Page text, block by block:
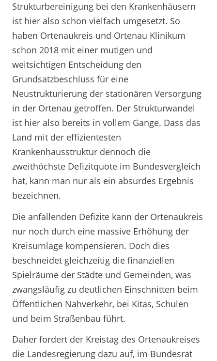
Strukturbereinigung bei den Krankenhäusern
ist hier also schon vielfach umgesetzt. So
haben Ortenaukreis und Ortenau Klinikum
schon 2018 mit einer mutigen und
weitsichtigen Entscheidung den
Grundsatzbeschluss für eine
Neustrukturierung der stationären Versorgung
in der Ortenau getroffen. Der Strukturwandel
ist hier also bereits in vollem Gange. Dass das
Land mit der effizientesten
Krankenhausstruktur dennoch die
zweithöchste Defizitquote im Bundesvergleich
hat, kann man nur als ein absurdes Ergebnis
bezeichnen.
Die anfallenden Defizite kann der Ortenaukreis
nur noch durch eine massive Erhöhung der
Kreisumlage kompensieren. Doch dies
beschneidet gleichzeitig die finanziellen
Spielräume der Städte und Gemeinden, was
zwangsläufig zu deutlichen Einschnitten beim
Öffentlichen Nahverkehr, bei Kitas, Schulen
und beim Straßenbau führt.
Daher fordert der Kreistag des Ortenaukreises
die Landesregierung dazu auf, im Bundesrat